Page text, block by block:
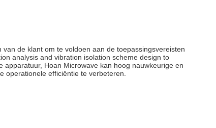
de klant om te voldoen aan de toepassingsvereisten
analysis and vibration isolation scheme design to
Hoan Microwave kan hoog nauwkeurige en
operationele efficiëntie te verbeteren.